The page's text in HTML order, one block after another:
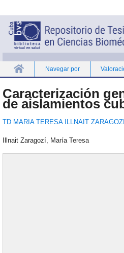
Navegar por
Caracterización
de aislamientos
TD MARIA TERESA ILLNAIT
Illnait Zaragozí, María Teresa